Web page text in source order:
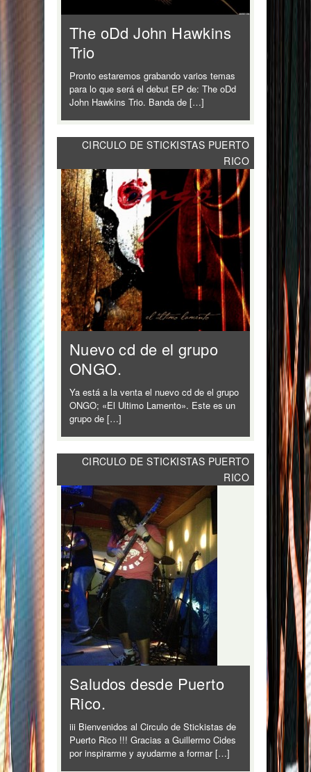
The oDd John Hawkins
Trio
Pronto estaremos grabando varios temas
para lo que será el debut EP de: The oDd
John Hawkins Trio. Banda de […]
CIRCULO DE STICKISTAS PUERTO
RICO
Nuevo cd de el grupo
ONGO.
Ya está a la venta el nuevo cd de el grupo
ONGO; «El Ultimo Lamento». Este es un
grupo de […]
CIRCULO DE STICKISTAS PUERTO
RICO
Saludos desde Puerto
Rico.
iii Bienvenidos al Circulo de Stickistas de
Puerto Rico !!! Gracias a Guillermo Cides
por inspirarme y ayudarme a formar […]